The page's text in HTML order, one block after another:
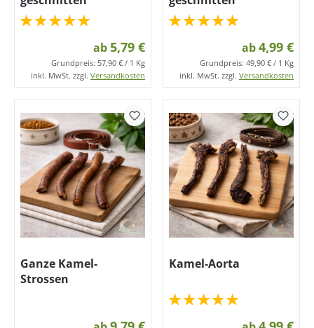
ab5,79 €
Grundpreis: 57,90 € / 1 Kg
inkl. MwSt. zzgl. Versandkosten
ab4,99 €
Grundpreis: 49,90 € / 1 Kg
inkl. MwSt. zzgl. Versandkosten
Ganze Kamel-
Strossen
Kamel-Aorta